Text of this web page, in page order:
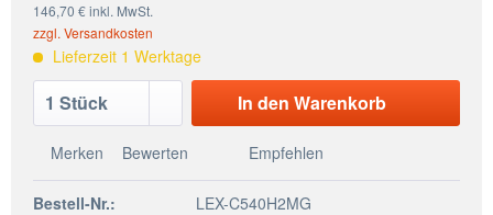
146,70 € inkl. MwSt.
zzgl. Versandkosten
Lieferzeit 1 Werktage
In den Warenkorb
Merken Bewerten Empfehlen
Bestell-Nr.:
LEX-C540H2MG